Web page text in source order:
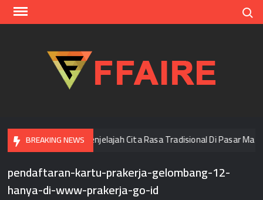
Skip
BREAKING NEWS
Bangkok Menjelajah Cita Rasa Tradisional Di Pasar
pendaftaran-kartu-prakerja-gelombang-12-
hanya-di-www-prakerja-go-id